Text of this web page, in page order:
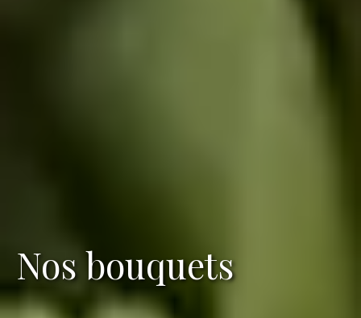
Nos bouquets